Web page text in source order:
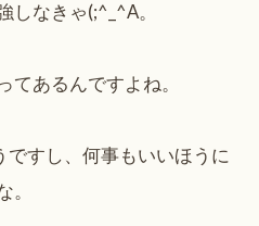
しなきゃ(;^_^A。
てあるんですよね。
ですし、何事もいいほうに
。